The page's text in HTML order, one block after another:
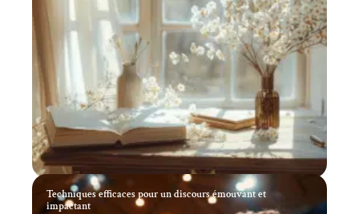
Techniques efficaces pour un discours émouvant et
impactant